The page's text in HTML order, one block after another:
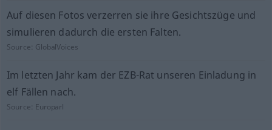
Auf diesen Fotos verzerren sie ihre Gesichtszüge und
simulieren dadurch die ersten Falten.
Source: GlobalVoices
Im letzten Jahr kam der EZB-Rat unseren Einladung in
elf Fällen nach.
Source: Europarl